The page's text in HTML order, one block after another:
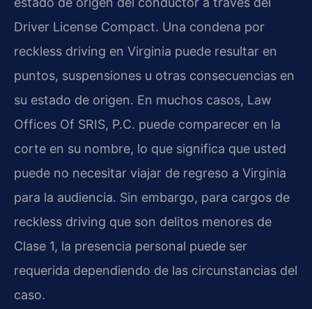
Driver License Compact. Una condena por
reckless driving en Virginia puede resultar en
puntos, suspensiones u otras consecuencias en
su estado de origen. En muchos casos, Law
Offices Of SRIS, P.C. puede comparecer en la
corte en su nombre, lo que significa que usted
puede no necesitar viajar de regreso a Virginia
para la audiencia. Sin embargo, para cargos de
reckless driving que son delitos menores de
Clase 1, la presencia personal puede ser
requerida dependiendo de las circunstancias del
caso.